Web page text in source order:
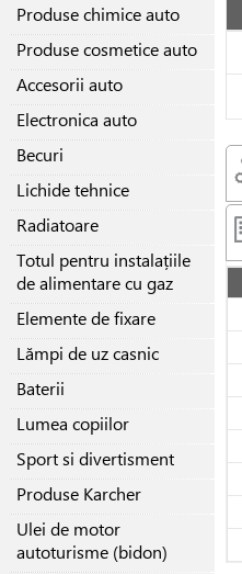
Produse chimice auto
Produse cosmetice auto
Accesorii auto
Electronica auto
Becuri
Lichide tehnice
Radiatoare
Totul pentru instalațiile
de alimentare cu gaz
Elemente de fixare
Lămpi de uz casnic
Baterii
Lumea copiilor
Sport si divertisment
Produse Karcher
Ulei de motor
autoturisme (bidon)